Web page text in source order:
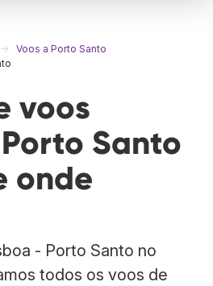
Voos a Porto Santo
voos
Santo
onde
- Porto Santo no
todos os voos de